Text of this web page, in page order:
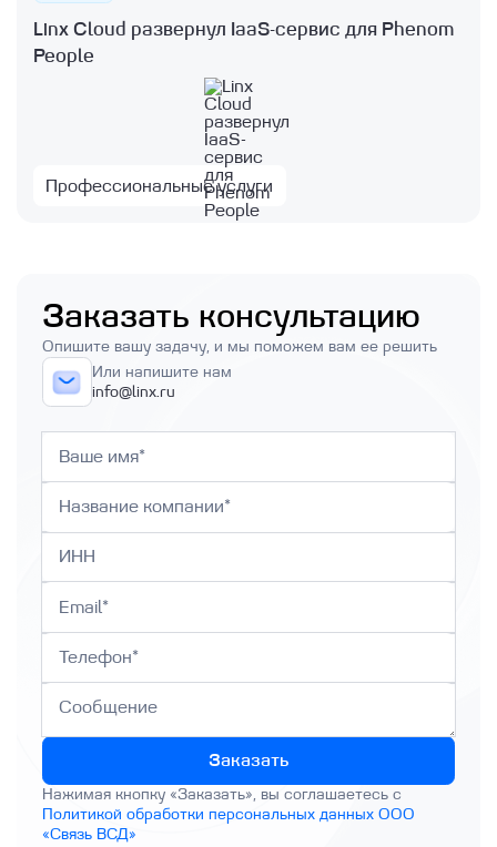
Linx Cloud развернул IaaS-сервис для Phenom
People
Профессиональные услуги
Заказать консультацию
Опишите вашу задачу, и мы поможем вам ее решить
Или напишите нам
info@linx.ru
Заказать
Нажимая кнопку «Заказать», вы соглашаетесь с
Политикой обработки персональных данных ООО
«Связь ВСД»